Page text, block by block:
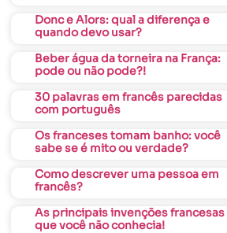
Donc e Alors: qual a diferença e
quando devo usar?
Beber água da torneira na França:
pode ou não pode?!
30 palavras em francês parecidas
com português
Os franceses tomam banho: você
sabe se é mito ou verdade?
Como descrever uma pessoa em
francês?
As principais invenções francesas
que você não conhecia!